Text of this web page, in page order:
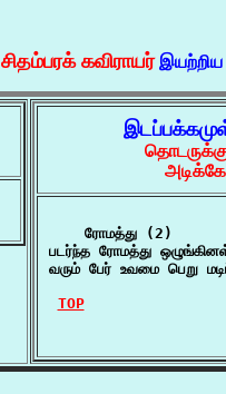
சிதம்பரக் கவிராயர் இயற்றிய
    ரோமத்து (2)
படர்ந்த ரோமத்து
வரும் பேர் உவமை பெறு
TOP